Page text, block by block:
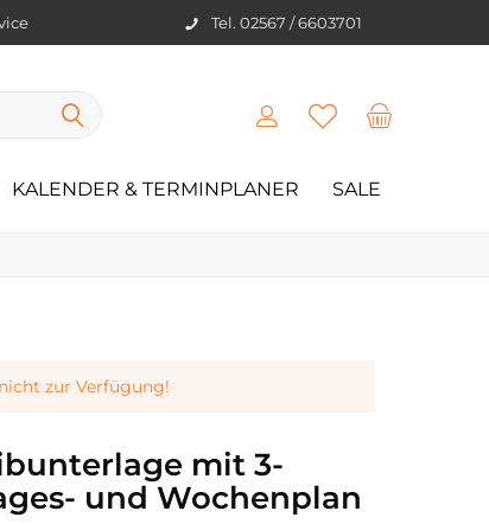
Tel. 02567 / 6603701
KALENDER & TERMINPLANER SALE
zur Verfügung!
mit 3-
und Wochenplan